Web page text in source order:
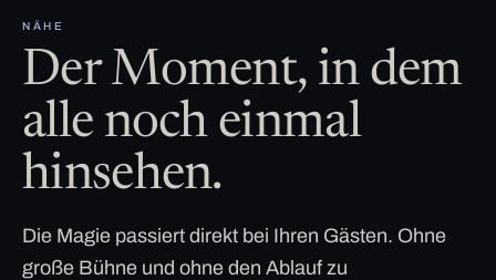
NÄHE
Der Moment, in dem
alle noch einmal
hinsehen.
Die Magie passiert direkt bei Ihren Gästen. Ohne
große Bühne und ohne den Ablauf zu